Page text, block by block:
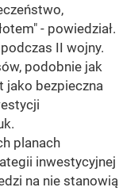
- powiedział.
II wojny.
podobnie jak
jako bezpieczna
planach
inwestycyjnej
na nie stanowią